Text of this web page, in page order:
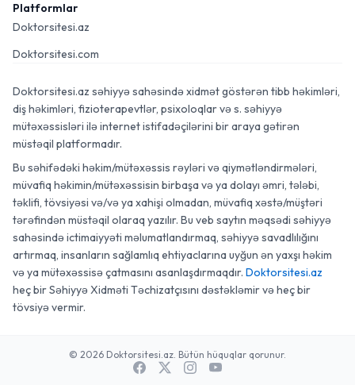
Platformlar
Doktorsitesi.az
Doktorsitesi.com
Doktorsitesi.az səhiyyə sahəsində xidmət göstərən tibb həkimləri,
diş həkimləri, fizioterapevtlər, psixoloqlar və s. səhiyyə
mütəxəssisləri ilə internet istifadəçilərini bir araya gətirən
müstəqil platformadır.
Bu səhifədəki həkim/mütəxəssis rəyləri və qiymətləndirmələri,
müvafiq həkimin/mütəxəssisin birbaşa və ya dolayı əmri, tələbi,
təklifi, tövsiyəsi və/və ya xahişi olmadan, müvafiq xəstə/müştəri
tərəfindən müstəqil olaraq yazılır. Bu veb saytın məqsədi səhiyyə
sahəsində ictimaiyyəti məlumatlandırmaq, səhiyyə savadlılığını
artırmaq, insanların sağlamlıq ehtiyaclarına uyğun ən yaxşı həkim
və ya mütəxəssisə çatmasını asanlaşdırmaqdır. Doktorsitesi.az
heç bir Səhiyyə Xidməti Təchizatçısını dəstəkləmir və heç bir
tövsiyə vermir.
© 2026 Doktorsitesi.az. Bütün hüquqlar qorunur.